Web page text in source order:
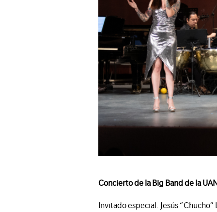
Concierto de la Big Band de la
Invitado especial: Jesús “Chucho”